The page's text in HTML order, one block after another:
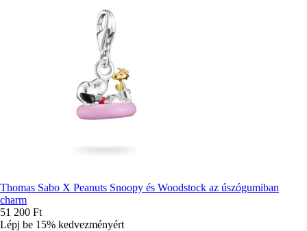
Thomas Sabo X Peanuts Snoopy és Woodstock az úszógumiban
charm
51 200 Ft
Lépj be 15% kedvezményért